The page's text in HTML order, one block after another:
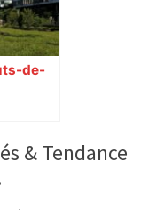
de-
& Tendance